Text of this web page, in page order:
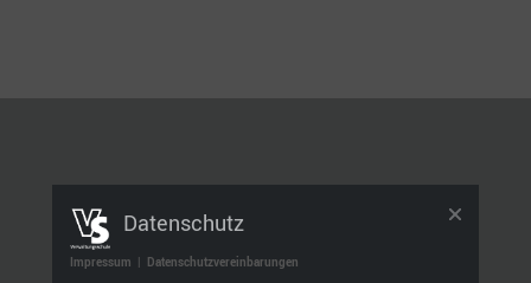
Datenschutz
Impressum | Datenschutzvereinbarungen